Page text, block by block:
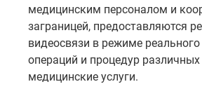
медицинским персоналом и
заграницей, предоставляются
видеосвязи в режиме
операций и процедур
медицинские услуги.